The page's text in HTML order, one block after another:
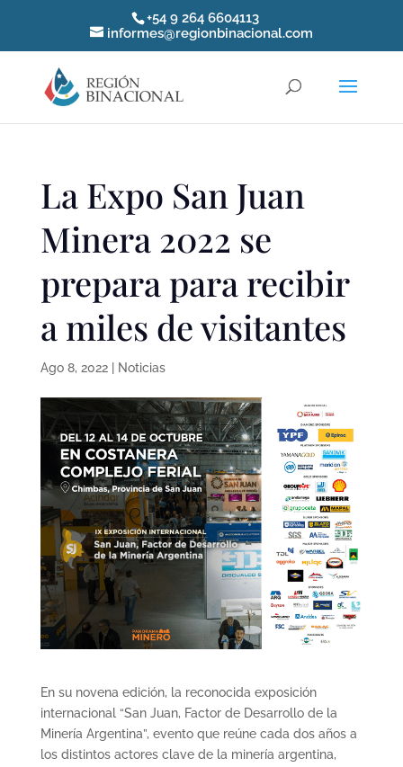
+54 9 264 6604113
informes@regionbinacional.com
La Expo San Juan
Minera 2022 se
prepara para recibir
a miles de visitantes
Ago 8, 2022| Noticias
En su novena edición, la reconocida exposición
internacional “San Juan, Factor de Desarrollo de la
Minería Argentina”, evento que reúne cada dos años a
los distintos actores clave de la minería argentina,